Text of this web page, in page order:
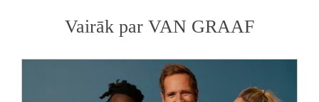
Vairāk par VAN GRAAF